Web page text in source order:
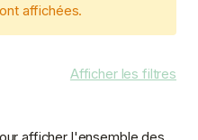
affichées.
Afficher les filtres